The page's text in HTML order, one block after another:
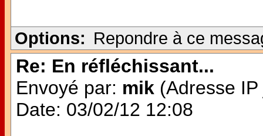
Options: Repondre à ce
Re: En réfléchissant...
Envoyé par: mik (Adresse
Date: 03/02/12 12:08